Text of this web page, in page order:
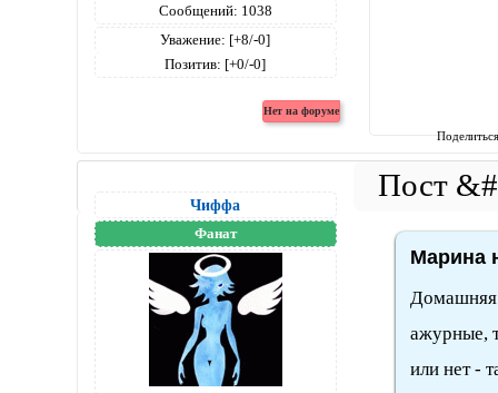
Сообщений: 1038
Уважение: [+8/-0]
Позитив: [+0/-0]
Чиффа
Фанат
Марина
Домашняя
ажурные,
или нет -